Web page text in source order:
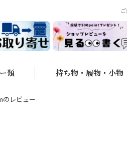
類 持ち物・履物・小物
のレビュー